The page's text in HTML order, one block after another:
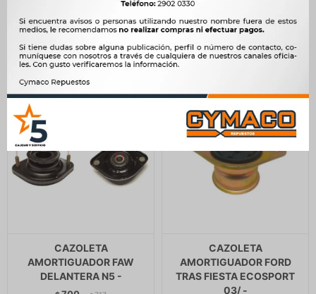
$103
CAZOLETA
AMORTIGUADOR FAW
DELANTERA N5 -
CAZOLETA
AMORTIGUADOR FORD
TRAS FIESTA ECOSPORT
03/ -